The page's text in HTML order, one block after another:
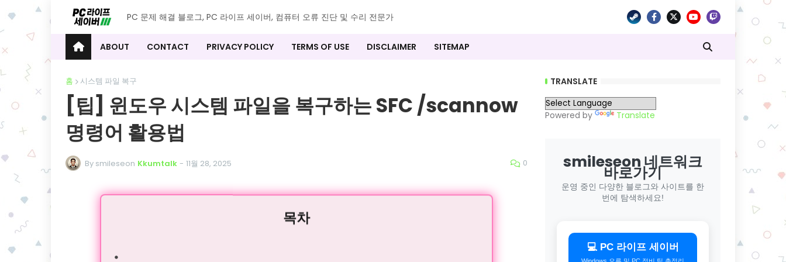
PC 문제 해결 블로그, PC 라이프 세이버, 컴퓨터 오류 진단 및 수리 전문가
ABOUT CONTACT PRIVACY POLICY TERMS OF USE DISCLAIMER SITEMAP
홈 시스템 파일 복구
[팁] 윈도우 시스템 파일을 복구하는 SFC /scannow
명령어 활용법
By smileseon Kkumtalk - 11월 28, 2025 0
목차
TRANSLATE
Powered by Translate
smileseon 네트워크
바로가기
운영 중인 다양한 블로그와 사이트를 한
번에 탐색하세요!
💻 PC 라이프 세이버